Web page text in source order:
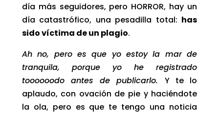
día más seguidores, pero HORROR, hay un
día catastrófico, una pesadilla total: has
sido víctima de un plagio.
Ah no, pero es que yo estoy la mar de
tranquila, porque yo he registrado
toooooodo antes de publicarlo. Y te lo
aplaudo, con ovación de pie y haciéndote
la ola, pero es que te tengo una noticia